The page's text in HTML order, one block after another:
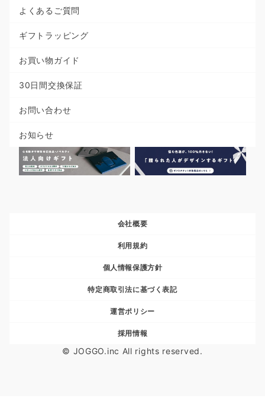
よくあるご質問
ギフトラッピング
お買い物ガイド
30日間交換保証
お問い合わせ
お知らせ
会社概要
利用規約
個人情報保護方針
特定商取引法に基づく表記
運営ポリシー
採用情報
© JOGGO.inc All rights reserved.